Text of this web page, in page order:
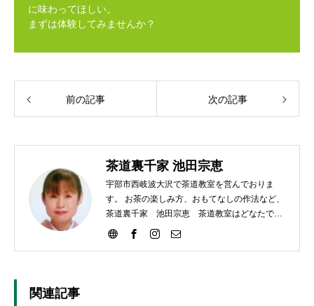
に味わってほしい。
まずは体験してみませんか？
前の記事 次の記事
茶道裏千家 池田宗恵
宇部市西岐波大沢で茶道教室を営んでおりま
す。 お茶の楽しみ方、おもてなしの作法など、
茶道裏千家 池田宗恵 茶道教室はどなたでも
ご参加いただけます。
関連記事